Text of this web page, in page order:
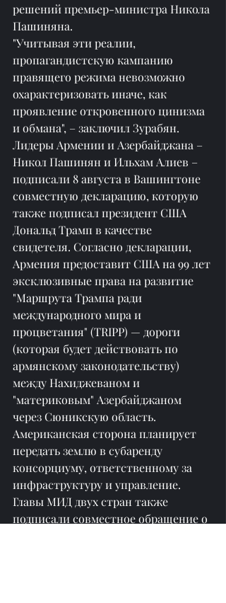
решений премьер-министра Никола
Пашиняна.
"Учитывая эти реалии,
пропагандистскую кампанию
правящего режима невозможно
охарактеризовать иначе, как
проявление откровенного цинизма
и обмана", – заключил Зурабян.
Лидеры Армении и Азербайджана –
Никол Пашинян и Ильхам Алиев –
подписали 8 августа в Вашингтоне
совместную декларацию, которую
также подписал президент США
Дональд Трамп в качестве
свидетеля. Согласно декларации,
Армения предоставит США на 99 лет
эксклюзивные права на развитие
"Маршрута Трампа ради
международного мира и
процветания" (TRIPP) — дороги
(которая будет действовать по
армянскому законодательству)
между Нахиджеваном и
"материковым" Азербайджаном
через Сюникскую область.
Американская сторона планирует
передать землю в субаренду
консорциуму, ответственному за
инфраструктуру и управление.
Главы МИД двух стран также
подписали совместное обращение о